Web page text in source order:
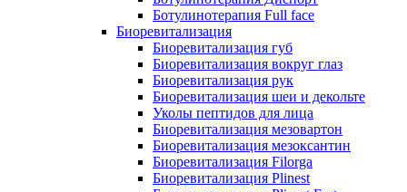
Ботулинотерапия Full face
Биоревитализация
Биоревитализация губ
Биоревитализация вокруг глаз
Биоревитализация рук
Биоревитализация шеи и декольте
Уколы пептидов для лица
Биоревитализация мезовартон
Биоревитализация мезоксантин
Биоревитализация Filorga
Биоревитализация Plinest